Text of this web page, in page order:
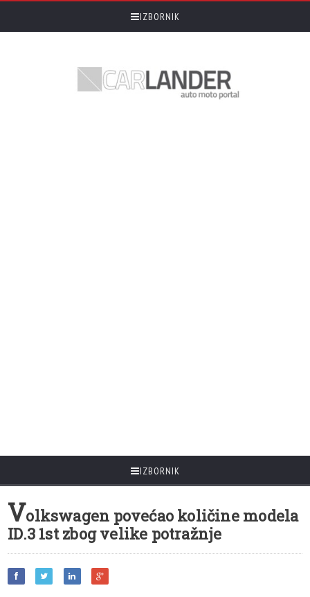
IZBORNIK
IZBORNIK
Volkswagen povećao količine modela
ID.3 1st zbog velike potražnje